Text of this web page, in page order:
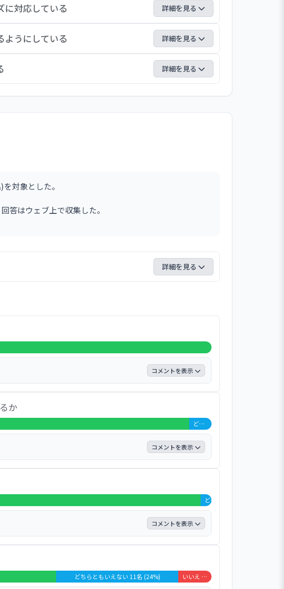
対応している 詳細を見る
育て事業として、「やぎさわランド」を年３回開催して
画し、１歳半頃から３歳半頃まで保護者・こども８組を
催講座等への講師派遣や今年度子ども家庭支援センター
庭開放など、コロナ禍で制約のある中対応している。
うにしている 詳細を見る
育計画を実践している。絵カードを使った指導では、初
えば、「ほうれんそう」と「こまつな」の違いや「きゃ
詳細を見る
実践している。６月には虫歯予防デーにちなみ、市の歯
護者と情報を共有している。
対象とした。
答はウェブ上で収集した。
詳細を見る
っていると思いますか
か
コメントを表示
びが多く体を動かす機会があり良いです。 などの意見
か
どちらともいえない 2名 (4%)
コメントを表示
った。
どちらともいえない 1名 (2%)
コメントを表示
ろが良いです。 家だと食べないものを保育園だと食べ
どちらともいえない 11名 (24%) いいえ 3名 (7%)